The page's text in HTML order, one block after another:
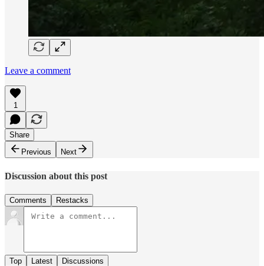
Leave a comment
1
Share
Previous
Next
Discussion about this post
Comments Restacks
Top Latest Discussions